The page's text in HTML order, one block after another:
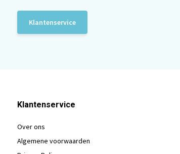
Klantenservice
Klantenservice
Over ons
Algemene voorwaarden